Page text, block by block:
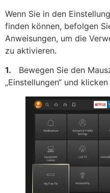
Wenn Sie in den
finden können, befolgen
Anweisungen, um die
zu aktivieren.
1. Bewegen Sie den
„Einstellungen“ und